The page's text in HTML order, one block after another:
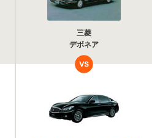
三菱
デボネア